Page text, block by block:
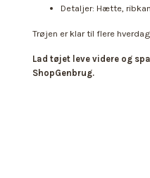
Detaljer: Hætte,
Trøjen er klar til flere
Lad tøjet leve videre og
ShopGenbrug.